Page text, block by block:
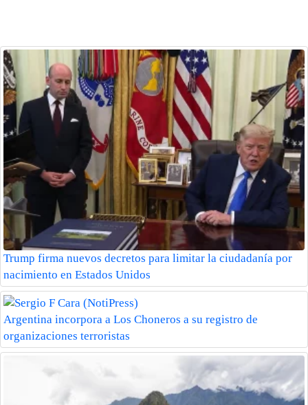
Trump firma nuevos decretos para limitar la ciudadanía por
nacimiento en Estados Unidos
Argentina incorpora a Los Choneros a su registro de
organizaciones terroristas